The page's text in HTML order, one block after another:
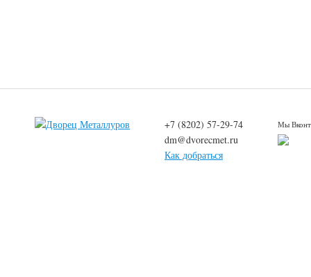
+7 (8202) 57-29-74
dm@dvorecmet.ru
Как добраться
Мы